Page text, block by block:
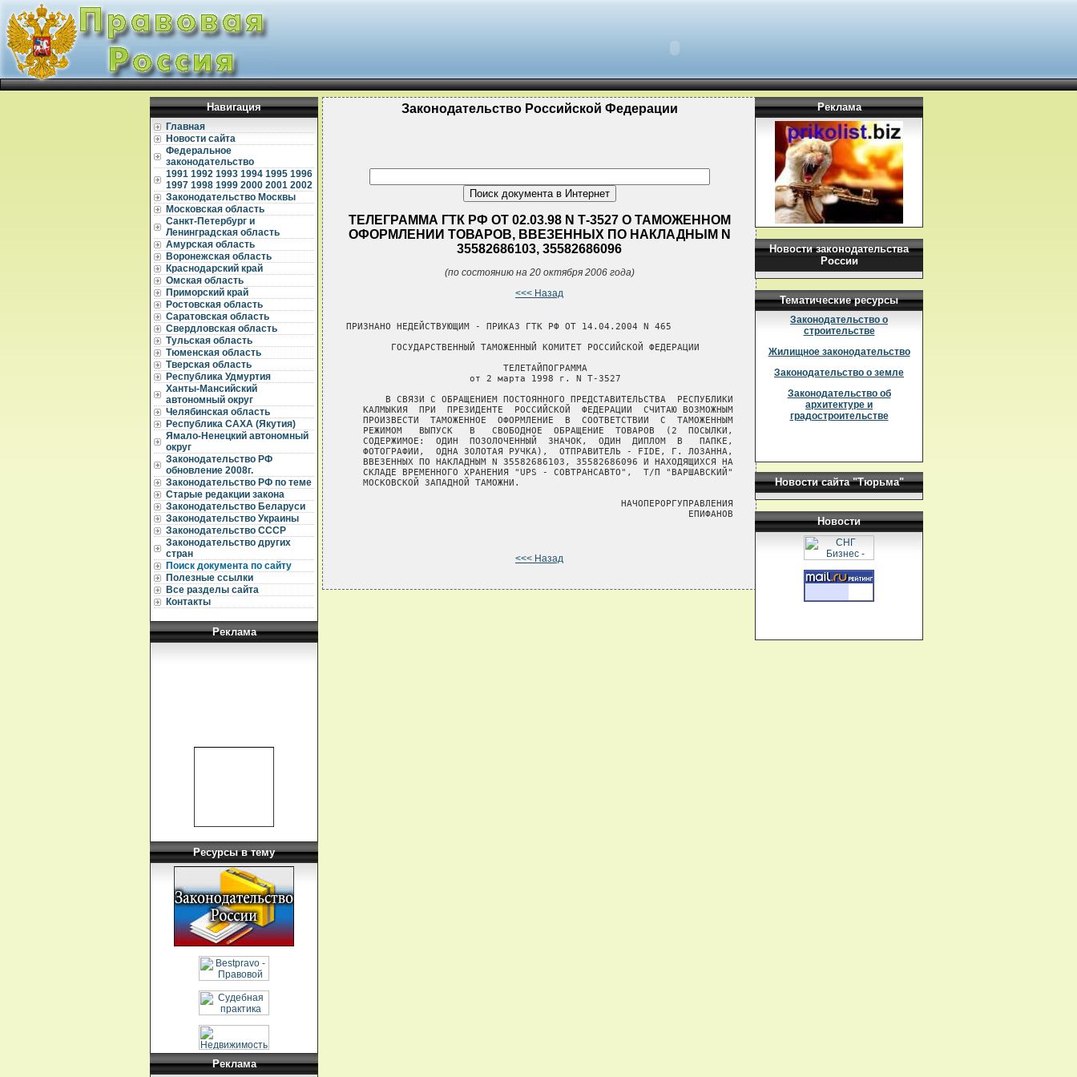
Навигация
Главная
Новости сайта
Федеральное
законодательство
1991 1992 1993 1994 1995 1996
1997 1998 1999 2000 2001 2002
Законодательство Москвы
Московская область
Санкт-Петербург и
Ленинградская область
Амурская область
Воронежская область
Краснодарский край
Омская область
Приморский край
Ростовская область
Саратовская область
Свердловская область
Тульская область
Тюменская область
Тверская область
Республика Удмуртия
Ханты-Мансийский
автономный округ
Челябинская область
Республика САХА (Якутия)
Ямало-Ненецкий автономный
округ
Законодательство РФ
обновление 2008г.
Законодательство РФ по теме
Старые редакции закона
Законодательство Беларуси
Законодательство Украины
Законодательство СССР
Законодательство других
стран
Поиск документа по сайту
Полезные ссылки
Все разделы сайта
Контакты
Реклама
Ресурсы в тему
Реклама
Законодательство Российской Федерации
ТЕЛЕГРАММА ГТК РФ ОТ 02.03.98 N Т-3527 О ТАМОЖЕННОМ
ОФОРМЛЕНИИ ТОВАРОВ, ВВЕЗЕННЫХ ПО НАКЛАДНЫМ N
35582686103, 35582686096
(по состоянию на 20 октября 2006 года)
<<< Назад
ПРИЗНАНО НЕДЕЙСТВУЮЩИМ - ПРИКАЗ ГТК РФ ОТ 14.04.2004 N 465
        ГОСУДАРСТВЕННЫЙ ТАМОЖЕННЫЙ КОМИТЕТ РОССИЙСКОЙ ФЕДЕРАЦИИ
                            ТЕЛЕТАЙПОГРАММА
                      от 2 марта 1998 г. N Т-3527
       В СВЯЗИ С ОБРАЩЕНИЕМ ПОСТОЯННОГО ПРЕДСТАВИТЕЛЬСТВА  РЕСПУБЛИКИ
   КАЛМЫКИЯ  ПРИ  ПРЕЗИДЕНТЕ  РОССИЙСКОЙ  ФЕДЕРАЦИИ  СЧИТАЮ ВОЗМОЖНЫМ
   ПРОИЗВЕСТИ  ТАМОЖЕННОЕ  ОФОРМЛЕНИЕ  В  СООТВЕТСТВИИ  С  ТАМОЖЕННЫМ
   РЕЖИМОМ   ВЫПУСК   В   СВОБОДНОЕ  ОБРАЩЕНИЕ  ТОВАРОВ  (2  ПОСЫЛКИ,
   СОДЕРЖИМОЕ:  ОДИН  ПОЗОЛОЧЕННЫЙ  ЗНАЧОК,  ОДИН  ДИПЛОМ  В   ПАПКЕ,
   ФОТОГРАФИИ,  ОДНА ЗОЛОТАЯ РУЧКА),  ОТПРАВИТЕЛЬ - FIDE, Г. ЛОЗАННА,
   ВВЕЗЕННЫХ ПО НАКЛАДНЫМ N 35582686103, 35582686096 И НАХОДЯЩИХСЯ НА
   СКЛАДЕ ВРЕМЕННОГО ХРАНЕНИЯ "UPS - СОВТРАНСАВТО",  Т/П "ВАРШАВСКИЙ"
   МОСКОВСКОЙ ЗАПАДНОЙ ТАМОЖНИ.
                                                 НАЧОПЕРОРГУПРАВЛЕНИЯ
                                                             ЕПИФАНОВ
<<< Назад
Реклама
Новости законодательства
России
Тематические ресурсы
Законодательство о
строительстве
Жилищное законодательство
Законодательство о земле
Законодательство об
архитектуре и
градостроительстве
Новости сайта "Тюрьма"
Новости